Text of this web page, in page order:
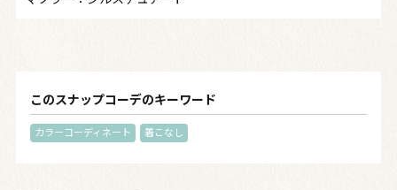
このスナップコーデのキーワード
カラーコーディネート 着こなし